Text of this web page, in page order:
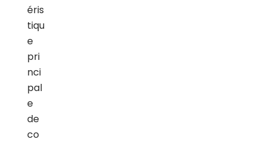
éris
tiqu
e
pri
nci
pal
e
de
co